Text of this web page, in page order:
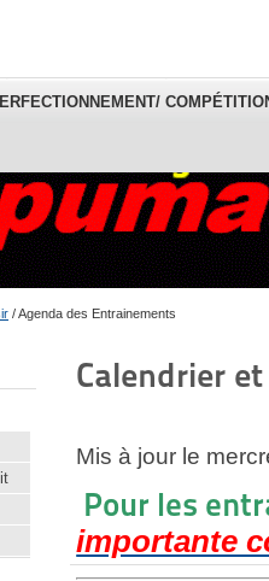
/Agenda des Entrainements
Calendrier
Mis à jour le
Pour les
importante